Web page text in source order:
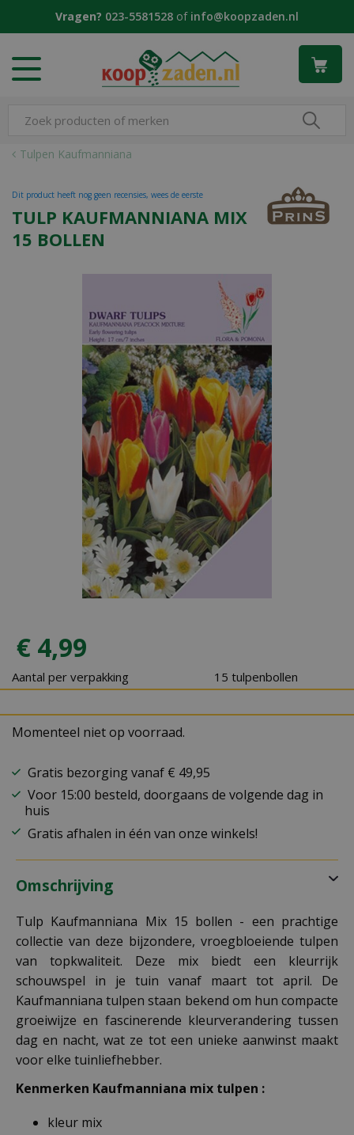
Tulpen Kaufmanniana
Vragen? 023-5581528 of info@koopzaden.nl
TULP KAUFMANNIANA MIX
15 BOLLEN
Dit product heeft nog geen recensies, wees de eerste
€ 4,99
Aantal per verpakking 15 tulpenbollen
Momenteel niet op voorraad.
Gratis bezorging vanaf € 49,95
Voor 15:00 besteld, doorgaans de volgende dag in
huis
Gratis afhalen in één van onze winkels!
Omschrijving
Tulp Kaufmanniana Mix 15 bollen - een prachtige
collectie van deze bijzondere, vroegbloeiende tulpen
van topkwaliteit. Deze mix biedt een kleurrijk
schouwspel in je tuin vanaf maart tot april. De
Kaufmanniana tulpen staan bekend om hun compacte
groeiwijze en fascinerende kleurverandering tussen
dag en nacht, wat ze tot een unieke aanwinst maakt
voor elke tuinliefhebber.
Kenmerken Kaufmanniana mix tulpen :
kleur mix